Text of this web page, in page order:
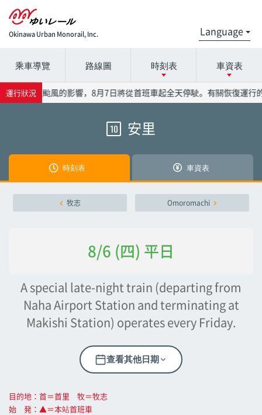
Okinawa Urban Monorail, Inc.
請選擇時間表詳細信息的電台名稱。
那覇機場
旭橋
縣政府前
美榮橋
請在票價表上選擇電台名稱。
那覇機場
旭橋
縣政府前
美榮橋
乘車導覽 路線圖 時刻表 車資表
運行狀況
到13號颱風的影響，8月7日將從首班車起全天停駛。有關恢復運行
10 安里
時刻表 車資表
牧志 Omoromachi
8/6 (四) 平日
A special late-night train (departing from
Naha Airport Station and terminating at
Makishi Station) operates every Friday.
查看其他日期
目的地：首＝首里 牧＝牧志
始 発：▲＝本站首班車